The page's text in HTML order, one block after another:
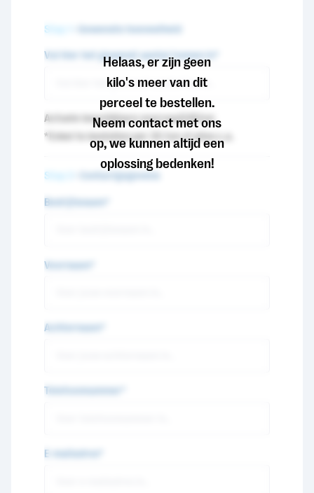
Helaas, er zijn geen
kilo's meer van dit
perceel te bestellen.
Neem contact met ons
op, we kunnen altijd een
oplossing bedenken!
Stap 1 - Gewenste hoeveelheid
Vul hier het gewenst aantal tonnen in*
Actuele beschikbare voorraad245 ton
*Enkel te bestellen per 35 ton of alles c.a.
Stap 2 - Contactgegevens
Bedrijfsnaam*
Voornaam*
Achternaam*
Telefoonnummer*
E-mailadres*